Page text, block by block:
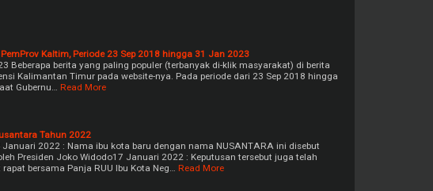
Kaltim, Periode 23 Sep 2018 hingga 31 Jan 2023
Beberapa berita yang paling populer (terbanyak di-klik masyarakat) di berita
Kalimantan Timur pada website-nya. Pada periode dari 23 Sep 2018 hingga
Gubernu…
Read More
Tahun 2022
Januari 2022 : Nama ibu kota baru dengan nama NUSANTARA ini disebut
Presiden Joko Widodo17 Januari 2022 : Keputusan tersebut juga telah
bersama Panja RUU Ibu Kota Neg…
Read More